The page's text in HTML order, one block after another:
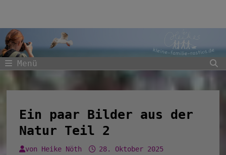
springen
Menü
Ein paar Bilder aus der
Natur Teil 2
von Heike Nöth 28. Oktober 2025